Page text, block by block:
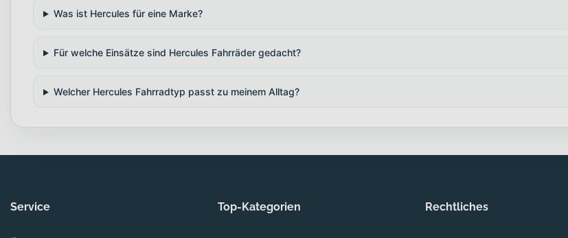
Was ist Hercules für eine Marke?
Für welche Einsätze sind Hercules Fahrräder gedacht?
Welcher Hercules Fahrradtyp passt zu meinem Alltag?
Service Top-Kategorien Rechtliches